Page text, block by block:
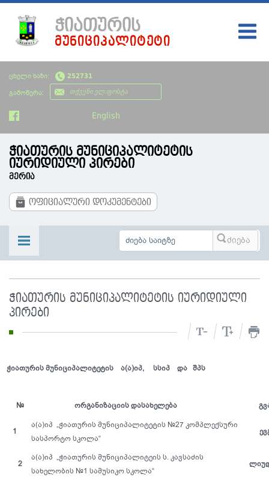
ცხელი ხაზი: 252731
გამოწერა:
English
ᲭᲘᲐᲗᲣᲠᲘᲡ
ᲛᲣᲜᲘᲪᲘᲞᲐᲚᲘᲢᲔᲢᲘ
ᲛᲗᲐᲕᲐᲠᲘ
ᲩᲔᲛᲘ ᲥᲐᲚᲐᲥᲘ
ᲮᲔᲚᲘᲡᲣᲤᲚᲔᲑᲐ
ᲡᲘᲐᲮᲚᲔᲔᲑᲘ
ᲡᲐᲯᲐᲠᲝ ᲘᲜᲤᲝᲠᲛᲐᲪᲘᲐ
ᲑᲘᲣᲯᲔᲢᲘ
ჭიათურის მუნიციპალიტეტის
იურიდიული პირები
მერია
ოფიციალური დოკუმენტები
ჭიათურის მუნიციპალიტეტის იურიდიული
პირები
მუნიციპალიტეტის ა(ა)იპ, სსიპ და შპს
№ ორგანიზაციის დასახელება
1
ა(ა)იპ „ჭიათურის მუნიციპალიტეტის №27 კომპლექსური
სასპორტო სკოლა“
2
ა(ა)იპ „ჭიათურის მუნიციპალიტეის ს. კავსაძის
სახელობის №1 სამუსიკო სკოლა“